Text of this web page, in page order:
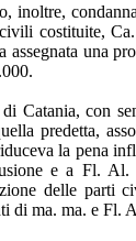
inoltre,
costituite,
assegnata una
Catania, con
predetta,
la pena
e a Fl. Al.
delle parti
di ma. ma. e Fl.